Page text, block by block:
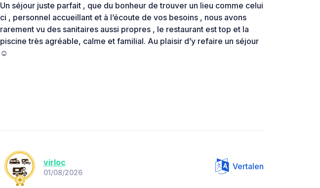
Un séjour juste parfait , que du bonheur de trouver un lieu comme celui
ci , personnel accueillant et à l’écoute de vos besoins , nous avons
rarement vu des sanitaires aussi propres , le restaurant est top et la
piscine très agréable, calme et familial. Au plaisir d’y refaire un séjour
☺️
virloc
01/08/2026
Vertalen